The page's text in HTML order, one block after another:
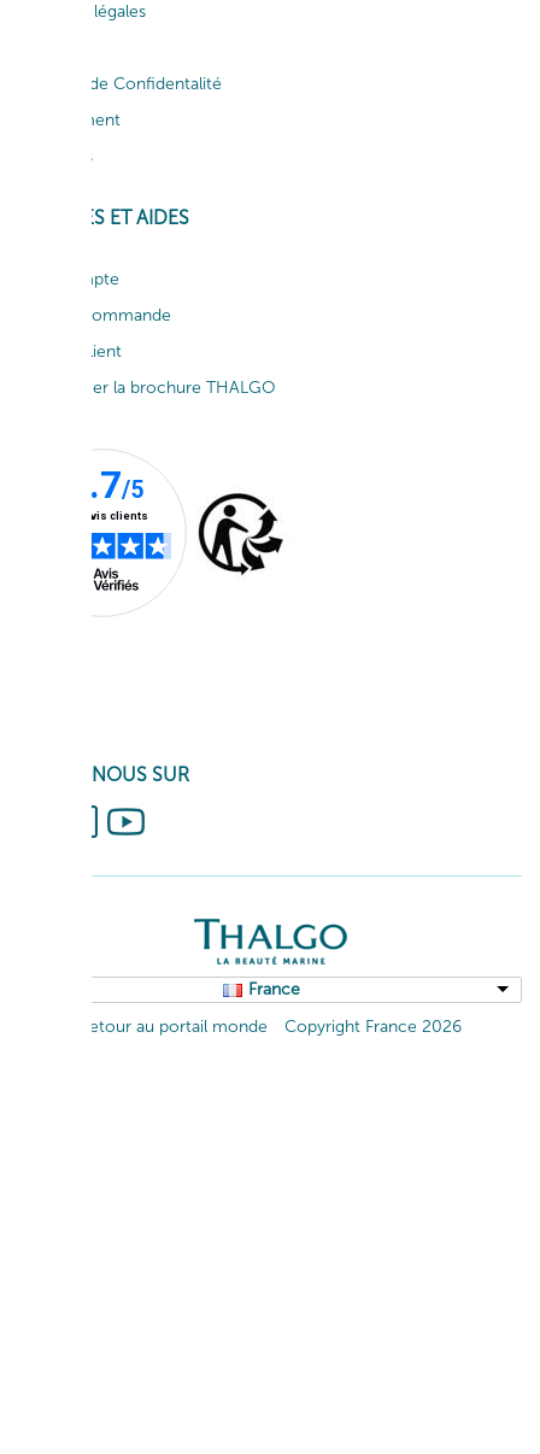
Mentions légales
Politique de Confidentalité
Recrutement
Actualités
SERVICES ET AIDES
Mon compte
Suivi de commande
Service client
Télécharger la brochure THALGO
SUIVEZ-NOUS SUR
France
Retour au portail monde
Copyright France 2026